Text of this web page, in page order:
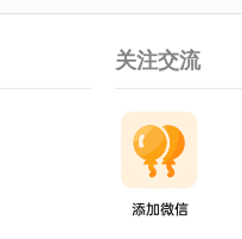
关注交流
添加微信